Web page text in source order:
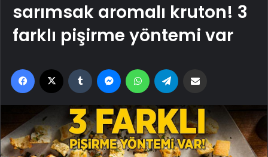
sarımsak aromalı kruton! 3
farklı pişirme yöntemi var
Facebook Tumblr MessengerWhatsApp